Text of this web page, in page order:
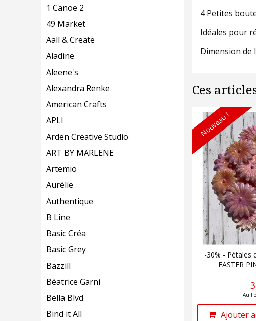
1 Canoe 2
49 Market
Aall & Create
Aladine
Aleene's
Alexandra Renke
American Crafts
APLI
Arden Creative Studio
ART BY MARLENE
Artemio
Aurélie
Authentique
B Line
Basic Créa
Basic Grey
Bazzill
Béatrice Garni
Bella Blvd
Bind it All
4 Petites
Idéales pour
Dimension de
Ces
Nouveau !
-30% - Pétales
EASTER
Au
Ajouter